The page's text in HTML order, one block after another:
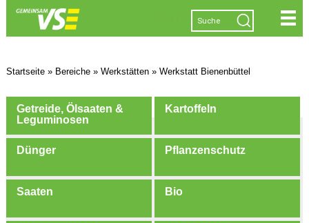
Startseite» Bereiche» Werkstätten» Werkstatt Bienenbüttel
Getreide, Ölsaaten &
Leguminosen
Kartoffeln
Dünger Pflanzenschutz
Saaten Bio